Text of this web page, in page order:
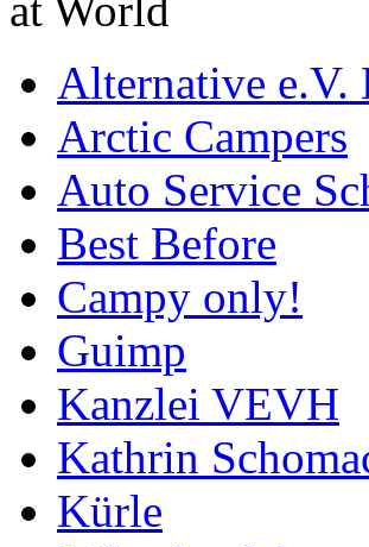
Alternative e.V.
Arctic Campers
Auto Service
Best Before
Campy only!
Guimp
Kanzlei VEVH
Kathrin
Kürle